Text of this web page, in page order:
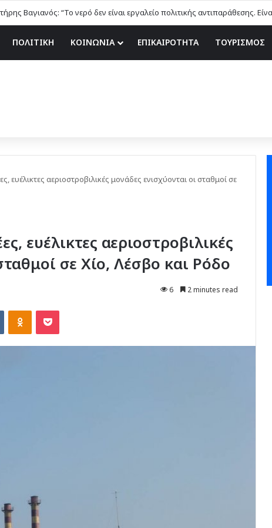
Βαγιανός: “Το νερό δεν είναι εργαλείο πολιτικής αντιπαράθεσης.
ΠΟΛΙΤΙΚΗ ΚΟΙΝΩΝΙΑ ΕΠΙΚΑΙΡΟΤΗΤΑ ΤΟΥΡΙΣΜΟΣ
ευέλικτες αεριοστροβιλικές μονάδες ενισχύονται οι σταθμοί σε
ευέλικτες αεριοστροβιλικές
σε Χίο, Λέσβο και Ρόδο
6 2 minutes read
VKontakteOdnoklassniki
Pocket